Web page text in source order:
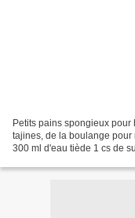
Petits pains spongieux
tajines, de la boulange pour
300 ml d'eau tiède 1 cs de